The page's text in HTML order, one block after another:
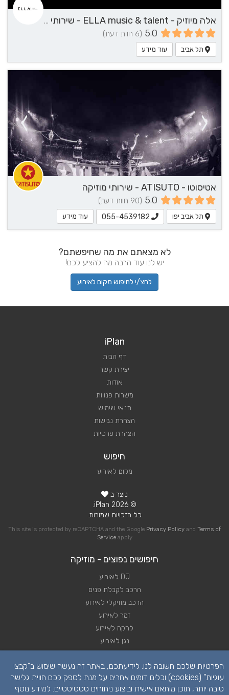
אלה מיוזיק - ELLA music & talent - שירותי מוזיקה
5.0 (6 חוות דעת)
תל אביב עוד מידע
אטיסוטו - ATISUTO - שירותי מוזיקה
5.0 (90 חוות דעת)
תל אביב יפו 055-4539182 עוד מידע
לא מצאתם את מה שחיפשתם?
יש לנו עוד הרבה מה להציע לכם!
לחצ/י לחיפוש מקום לאירוע
iPlan
דף הבית
יצירת קשר
אודות
משרות פנויות
תנאי שימוש
הצהרת נגישות
הצהרת פרטיות
חיפוש
מקום לאירוע
נוצר ב
© 2026 iPlan.
כל הזכויות שמורות.
This site is protected by reCAPTCHA and the Google Privacy Policy and Terms of
Serviceapply
חיפושים נפוצים - מוזיקה
DJ לאירוע
הרכב לקבלת פנים
הרכב מוזיקלי לאירוע
זמר לאירוע
להקה לאירוע
נגן לאירוע
תקליטן לאירוע
הפרטיות שלכם חשובה לנו. לידיעתכם, באתר זה נעשה שימוש ב"קבצי
עוגיות" (cookies) וכלים דומים אחרים על מנת לספק לכם חווית גלישה
טובה יותר, תוכן מותאם אישית וביצוע ניתוחים סטטיסטיים. למידע נוסף